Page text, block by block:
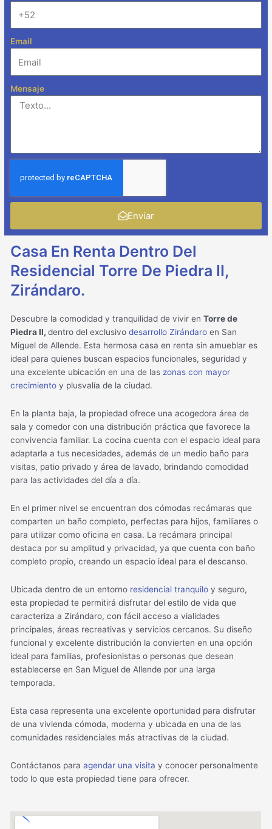
Email
Mensaje
Enviar
Casa En Renta Dentro Del
Residencial Torre De Piedra II,
Zirándaro.
Descubre la comodidad y tranquilidad de vivir enTorre de
Piedra II,dentro del exclusivodesarrollo Zirándaro en San
Miguel de Allende. Esta hermosa casa en renta sin amueblar es
ideal para quienes buscan espacios funcionales, seguridad y
una excelente ubicación en una de las zonas con mayor
crecimiento y plusvalía de la ciudad.
En la planta baja, la propiedad ofrece una acogedora área de
sala y comedor con una distribución práctica que favorece la
convivencia familiar. La cocina cuenta con el espacio ideal para
adaptarla a tus necesidades, además de un medio baño para
visitas, patio privado y área de lavado, brindando comodidad
para las actividades del día a día.
En el primer nivel se encuentran dos cómodas recámaras que
comparten un baño completo, perfectas para hijos, familiares o
para utilizar como oficina en casa. La recámara principal
destaca por su amplitud y privacidad, ya que cuenta con baño
completo propio, creando un espacio ideal para el descanso.
Ubicada dentro de un entorno residencial tranquilo y seguro,
esta propiedad te permitirá disfrutar del estilo de vida que
caracteriza a Zirándaro, con fácil acceso a vialidades
principales, áreas recreativas y servicios cercanos. Su diseño
funcional y excelente distribución la convierten en una opción
ideal para familias, profesionistas o personas que desean
establecerse en San Miguel de Allende por una larga
temporada.
Esta casa representa una excelente oportunidad para disfrutar
de una vivienda cómoda, moderna y ubicada en una de las
comunidades residenciales más atractivas de la ciudad.
Contáctanos paraagendar una visita y conocer personalmente
todo lo que esta propiedad tiene para ofrecer.